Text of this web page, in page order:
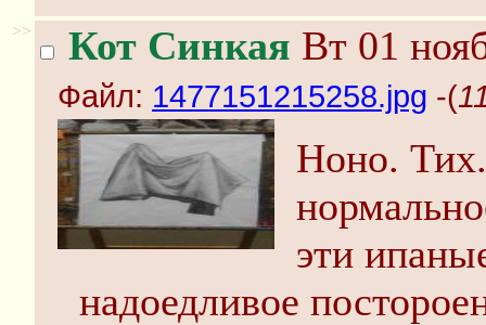
>> Кот Синкая Вт 01
Файл: 1477151215258.jpg -(
Ноно.
эти
надоедливое